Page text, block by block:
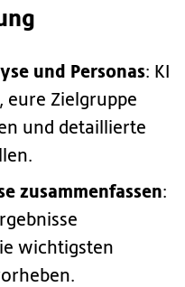
und Personas: KI
eure Zielgruppe
und detaillierte
zusammenfassen:
wichtigsten